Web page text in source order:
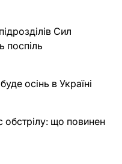
Сил
поспіль
осінь в Україні
обстрілу: що повинен